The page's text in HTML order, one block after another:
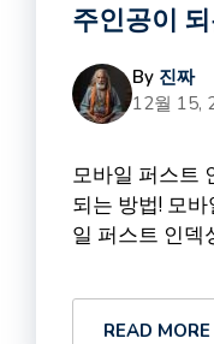
주인공이
By 진짜
12월 15,
모바일 퍼스트
되는 방법! 모
일 퍼스트 인덱
READ MORE